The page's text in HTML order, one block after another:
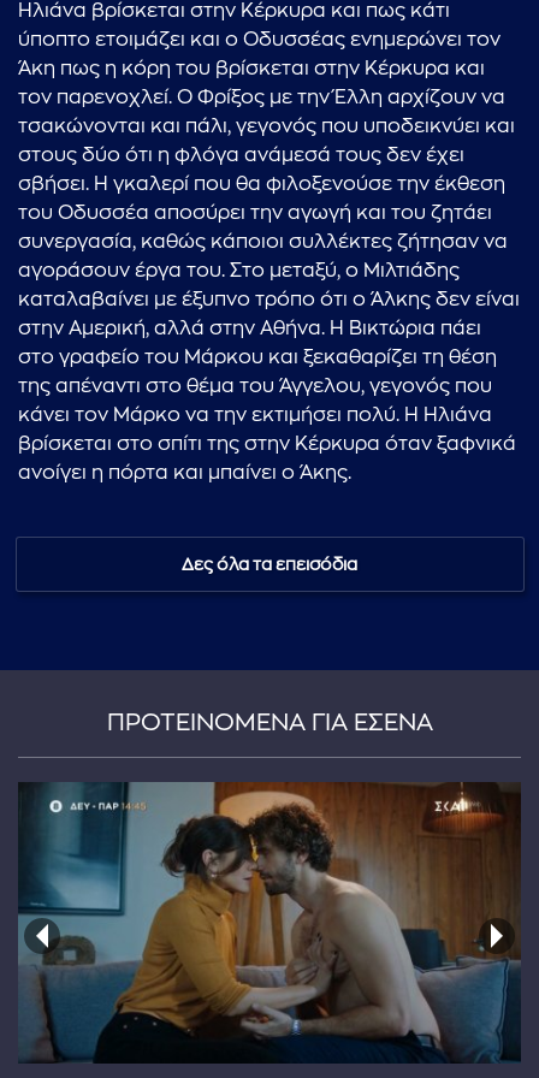
Ηλιάνα βρίσκεται στην Κέρκυρα και πως κάτι
ύποπτο ετοιμάζει και ο Οδυσσέας ενημερώνει τον
Άκη πως η κόρη του βρίσκεται στην Κέρκυρα και
τον παρενοχλεί. Ο Φρίξος με την Έλλη αρχίζουν να
τσακώνονται και πάλι, γεγονός που υποδεικνύει και
στους δύο ότι η φλόγα ανάμεσά τους δεν έχει
σβήσει. Η γκαλερί που θα φιλοξενούσε την έκθεση
του Οδυσσέα αποσύρει την αγωγή και του ζητάει
συνεργασία, καθώς κάποιοι συλλέκτες ζήτησαν να
αγοράσουν έργα του. Στο μεταξύ, ο Μιλτιάδης
καταλαβαίνει με έξυπνο τρόπο ότι ο Άλκης δεν είναι
στην Αμερική, αλλά στην Αθήνα. Η Βικτώρια πάει
στο γραφείο του Μάρκου και ξεκαθαρίζει τη θέση
της απέναντι στο θέμα του Άγγελου, γεγονός που
κάνει τον Μάρκο να την εκτιμήσει πολύ. Η Ηλιάνα
βρίσκεται στο σπίτι της στην Κέρκυρα όταν ξαφνικά
ανοίγει η πόρτα και μπαίνει ο Άκης.
Δες όλα τα επεισόδια
ΠΡΟΤΕΙΝΟΜΕΝΑ ΓΙΑ ΕΣΕΝΑ